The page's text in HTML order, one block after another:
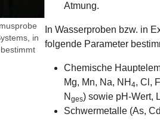
in
Atmung.
In Wasserproben bzw. in
folgende Parameter
Chemische
Mg, Mn, Na, NH 4, Cl,
N ges) sowie pH-Wert,
Schwermetalle (As,